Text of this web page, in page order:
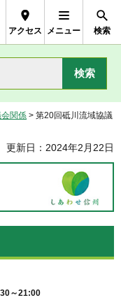
アクセス メニュー 検索
関係 > 第20回砥川流域協議
更新日：2024年2月22日
～21:00